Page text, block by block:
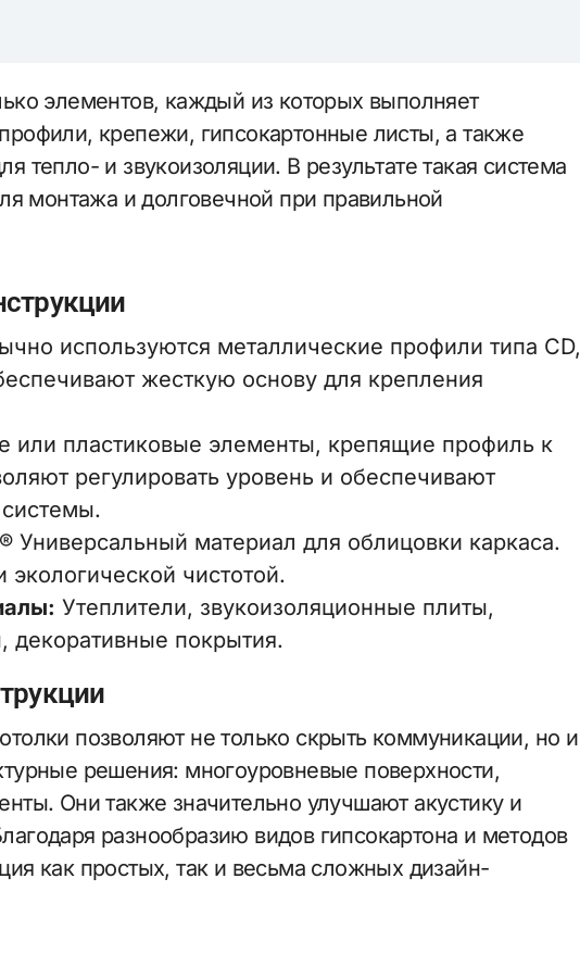
элементов, каждый из которых выполняет
крепежи, гипсокартонные листы, а также
тепло- и звукоизоляции. В результате такая система
монтажа и долговечной при правильной
используются металлические профили типа CD,
жесткую основу для крепления
или пластиковые элементы, крепящие профиль к
регулировать уровень и обеспечивают
® Универсальный материал для облицовки каркаса.
чистотой.
Утеплители, звукоизоляционные плиты,
покрытия.
позволяют не только скрыть коммуникации, но и
решения: многоуровневые поверхности,
Они также значительно улучшают акустику и
разнообразию видов гипсокартона и методов
как простых, так и весьма сложных дизайн-